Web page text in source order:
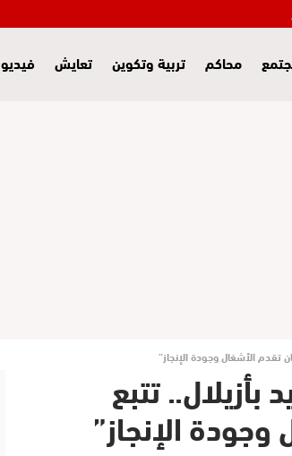
محاكم تربية وتكوين تعايش فيديو
تقدم الأشغال وجودة الإنجاز”
تتبع
الإنجاز”